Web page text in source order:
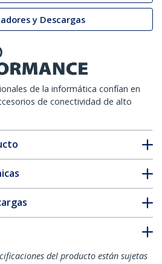
y Descargas
de la informática confían en
de conectividad de alto
del producto están sujetas